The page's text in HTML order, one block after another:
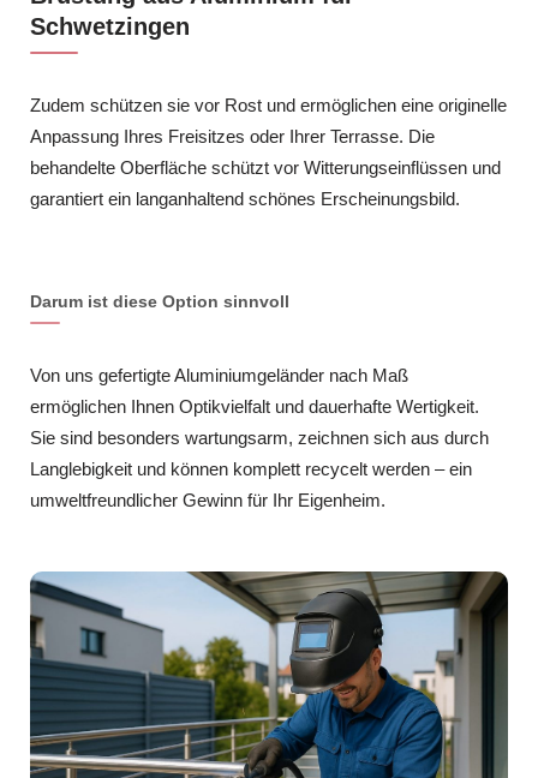
Schwetzingen
Zudem schützen sie vor Rost und ermöglichen eine originelle
Anpassung Ihres Freisitzes oder Ihrer Terrasse. Die
behandelte Oberfläche schützt vor Witterungseinflüssen und
garantiert ein langanhaltend schönes Erscheinungsbild.
Darum ist diese Option sinnvoll
Von uns gefertigte Aluminiumgeländer nach Maß
ermöglichen Ihnen Optikvielfalt und dauerhafte Wertigkeit.
Sie sind besonders wartungsarm, zeichnen sich aus durch
Langlebigkeit und können komplett recycelt werden – ein
umweltfreundlicher Gewinn für Ihr Eigenheim.